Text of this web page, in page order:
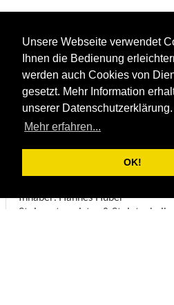
Unsere Webseite verwendet
Ihnen die Bedienung
werden auch Cookies von
gesetzt. Mehr Information
unserer Datenschutzerklärung.
Mehr erfahren...
OK!
Inhaber: Hannes Huber
Steinmetzmeister & Steintechniker